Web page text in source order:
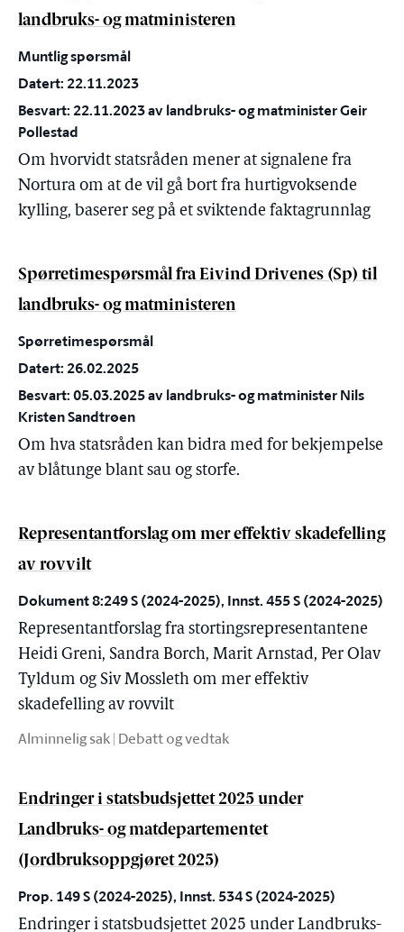
landbruks- og matministeren
Muntlig spørsmål
Datert: 22.11.2023
Besvart: 22.11.2023 av landbruks- og matminister Geir
Pollestad
Om hvorvidt statsråden mener at signalene fra
Nortura om at de vil gå bort fra hurtigvoksende
kylling, baserer seg på et sviktende faktagrunnlag
Spørretimespørsmål fra Eivind Drivenes (Sp) til
landbruks- og matministeren
Spørretimespørsmål
Datert: 26.02.2025
Besvart: 05.03.2025 av landbruks- og matminister Nils
Kristen Sandtrøen
Om hva statsråden kan bidra med for bekjempelse
av blåtunge blant sau og storfe.
Representantforslag om mer effektiv skadefelling
av rovvilt
Dokument 8:249 S (2024-2025), Innst. 455 S (2024-2025)
Representantforslag fra stortingsrepresentantene
Heidi Greni, Sandra Borch, Marit Arnstad, Per Olav
Tyldum og Siv Mossleth om mer effektiv
skadefelling av rovvilt
Alminnelig sak | Debatt og vedtak
Endringer i statsbudsjettet 2025 under
Landbruks- og matdepartementet
(Jordbruksoppgjøret 2025)
Prop. 149 S (2024-2025), Innst. 534 S (2024-2025)
Endringer i statsbudsjettet 2025 under Landbruks-